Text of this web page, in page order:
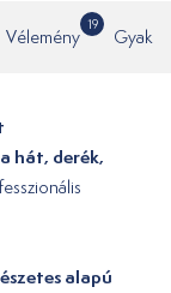
Vélemény
19
hát, derék,
alapú